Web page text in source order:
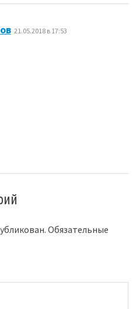
: 21.05.2018 в 17:53
Обязательные